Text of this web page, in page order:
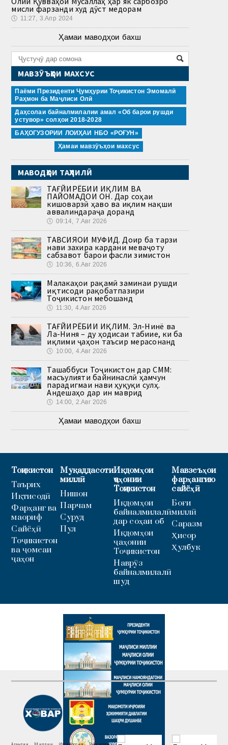
мисли фарзанди худ дӯст медорам
🕔 11:27, 3.Апр 2024
Ҳамаи маводҳои бахш
МАВЗӮЪҲОИ МАХСУС
Паёми Президенти Ҷумҳурии Тоҷикистон Эмомалӣ
Раҳмон ба Маҷлиси Олӣ
Даҳсолаи байналмилалии амал «Об барои рушди
устувор» солҳои 2018-2028
БАҲОГУЗОРИИ ЛОИҲАИ НБО «РОҒУН»
Ҳамаи мавзӯъҳои махсус
МАВОДҲОИ ТАҲЛИЛӢ
ТАҒЙИРЁБИИ ИҚЛИМ ВА
ПАЙОМАДҲОИ ОН. Дар соҳаи
кишоварзӣ ҳаво ва иқлим нақши
аввалиндараҷа доранд
🕔 09:14, 7.Авг 2026
ТАВСИЯҲОИ МУФИД. Доир ба тарзи
нави захира кардани меваҷоту
сабзавот барои фасли зимистон
🕔 10:36, 6.Авг 2026
Малакаҳои рақамӣ заминаи рушди
иқтисоди рақобатпазири
Тоҷикистон мебошанд
🕔 11:30, 4.Авг 2026
ТАҒЙИРЁБИИ ИҚЛИМ. Эл-Нинё ва
Ла-Ниня – ду ҳодисаи табиие, ки ба
иқлими ҷаҳон таъсир мерасонанд
🕔 10:00, 4.Авг 2026
Ташаббуси Тоҷикистон дар СММ:
масъулияти байнинаслӣ ҳамчун
парадигмаи нави ҳуқуқи сулҳ.
Андешаҳо дар ин маврид
🕔 14:00, 2.Авг 2026
Ҳамаи маводҳои бахш
Тоҷикистон
Таърих
Иқтисодӣ
Фарҳанг ва
маориф
Сайёҳӣ
Тоҷикистон
ва ҷомеаи
ҷаҳон
Муқаддасоти
миллӣ
Нишон
Парчам
Суруд
Пул
Иқдомҳои
ҷаҳонии
Тоҷикистон
Иқдомҳои
байналмилалӣ
дар соҳаи об
Иқдомҳои
ҷаҳонии
Тоҷикистон
Наврӯз
байналмилалӣ
шуд
Мавзеъҳои
фарҳангию
сайёҳӣ
Боғи
миллӣ
Саразм
Ҳисор
Ҳулбук